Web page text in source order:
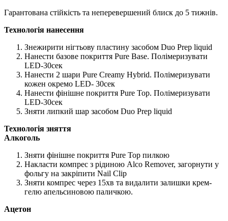
Гарантована стійкість та неперевершений блиск до 5 тижнів.
Технологія нанесення
Знежирити нігтьову пластину засобом Duo Prep liquid
Нанести базове покриття Pure Base. Полімеризувати
LED-30сек
Нанести 2 шари Pure Creamy Hybrid. Полімеризувати
кожен окремо LED- 30сек
Нанести фінішне покриття Pure Top. Полімеризувати
LED-30сек
Зняти липкий шар засобом Duo Prep liquid
Технологія зняття
Алкоголь
Зняти фінішне покриття Pure Top пилкою
Накласти компрес з рідиною Alco Remover, загорнути у
фольгу на закріпити Nail Clip
Зняти компрес через 15хв та видалити залишки крем-
гелю апельсиновою паличкою.
Ацетон